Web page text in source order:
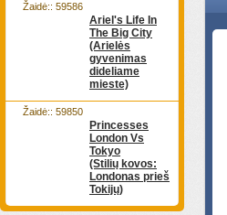
Ariel's Life In
The Big City
(Arielės
gyvenimas
dideliame
mieste)
Žaidė:: 59586
Princesses
London Vs
Tokyo
(Stilių kovos:
Londonas prieš
Tokijų)
Žaidė:: 59850